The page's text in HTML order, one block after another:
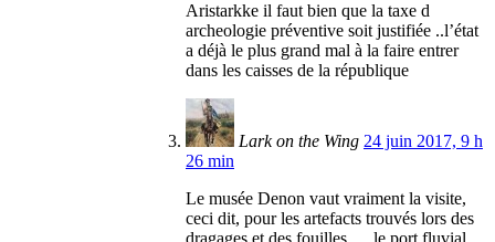
Aristarkke il faut bien que la taxe d
archeologie préventive soit justifiée ..l’état
a déjà le plus grand mal à la faire entrer
dans les caisses de la république
Lark on the Wing 24 juin 2017, 9 h
26 min
Le musée Denon vaut vraiment la visite,
ceci dit, pour les artefacts trouvés lors des